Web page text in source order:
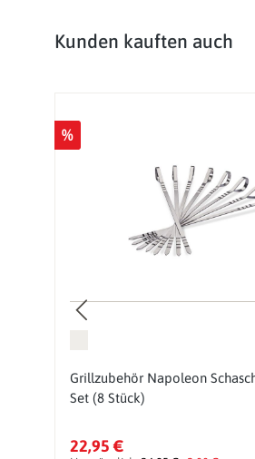
Produktgalerie überspringen
Kunden kauften auch
%
Grillzubehör Napoleon
Set (8 Stück)
22,95 €